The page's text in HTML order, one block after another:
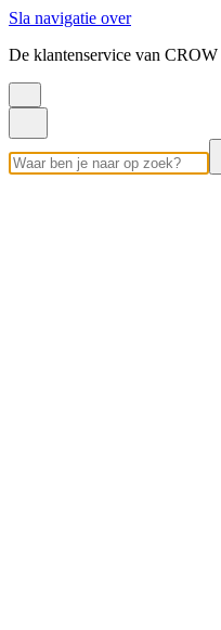
Sla navigatie over
De klantenservice van CROW